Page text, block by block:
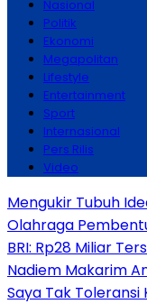
Nasional
Politik
Ekonomi
Megapolitan
Lifestyle
Entertainment
Sport
Internasional
Pers Rilis
Video
Mengukir Tubuh
Olahraga
BRI: Rp28 Miliar
Nadiem Makarim
Saya Tak Toleransi